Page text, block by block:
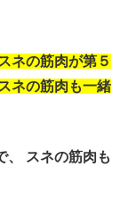
スネの筋肉が第５
スネの筋肉も一緒
スネの筋肉も